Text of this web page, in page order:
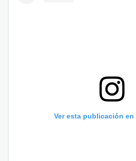
Ver esta publicación en